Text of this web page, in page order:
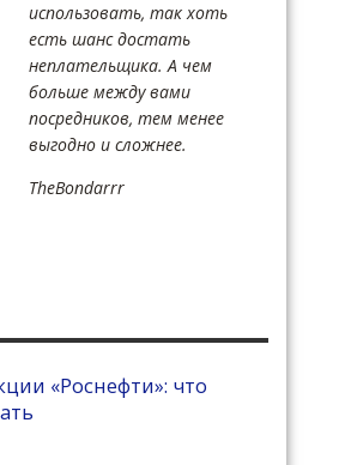
использовать, так хоть
есть шанс достать
неплательщика. А чем
больше между вами
посредников, тем менее
выгодно и сложнее.
TheBondarrr
«Роснефти»: что